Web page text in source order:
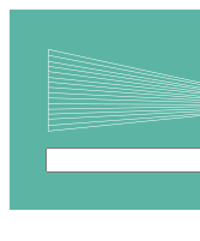
contenu
Rechercher